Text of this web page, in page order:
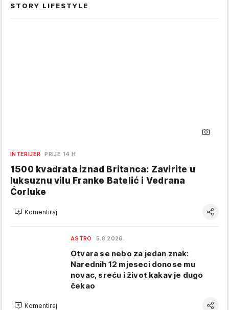
STORY LIFESTYLE
INTERIJER PRIJE 14 H
1500 kvadrata iznad Britanca: Zavirite u
luksuznu vilu Franke Batelić i Vedrana
Ćorluke
Komentiraj
ASTRO 5.8.2026.
Otvara se nebo za jedan znak:
Narednih 12 mjeseci donose mu
novac, sreću i život kakav je dugo
čekao
Komentiraj